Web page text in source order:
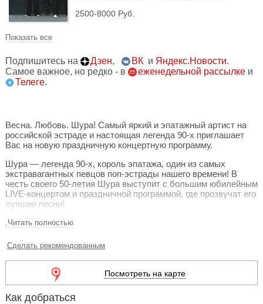
2500-8000 Руб.
Показать все
Подпишитесь на Дзен, ВК и Яндекс.Новости.
Самое важное, но редко - в
еженедельной рассылке и
Телеге.
Весна. Любовь. Шура! Самый яркий и эпатажный артист на
российской эстраде и настоящая легенда 90-х приглашает
Вас на новую праздничную концертную программу.
Шура — легенда 90-х, король эпатажа, один из самых
экстравагантных певцов поп-эстрады нашего времени! В
честь своего 50-летия Шура выступит с большим юбилейным
LIVE-концертом и праздничной программой, где прозвучат его
лучшие песни!
В этот вечер можно не только спеть вместе любимые песни
«Отшумели летние дожди» и услышать новые композиции.
Этот концерт нельзя пропустить! Только живой звук и самые
любимые хиты!
.Читать полностью
Сделать рекомендованным
Посмотреть на карте
Как добраться